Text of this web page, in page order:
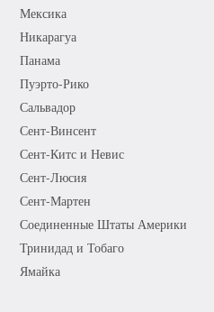
Мексика
Никарагуа
Панама
Пуэрто-Рико
Сальвадор
Сент-Винсент
Сент-Китс и Невис
Сент-Люсия
Сент-Мартен
Соединенные Штаты Америки
Тринидад и Тобаго
Ямайка